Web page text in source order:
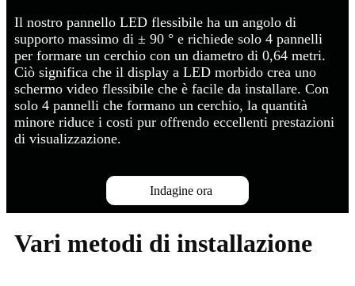
Il nostro pannello LED flessibile ha un angolo di
supporto massimo di ± 90 ° e richiede solo 4 pannelli
per formare un cerchio con un diametro di 0,64 metri.
Ciò significa che il display a LED morbido crea uno
schermo video flessibile che è facile da installare. Con
solo 4 pannelli che formano un cerchio, la quantità
minore riduce i costi pur offrendo eccellenti prestazioni
di visualizzazione.
Indagine ora
Vari metodi di installazione